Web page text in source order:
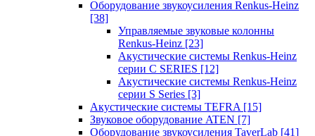
Оборудование звукоусиления Renkus-Heinz
[38]
Управляемые звуковые колонны
Renkus-Heinz [23]
Акустические системы Renkus-Heinz
серии C SERIES [12]
Акустические системы Renkus-Heinz
серии S Series [3]
Акустические системы TEFRA [15]
Звуковое оборудование ATEN [7]
Оборудование звукоусиления TaverLab [41]